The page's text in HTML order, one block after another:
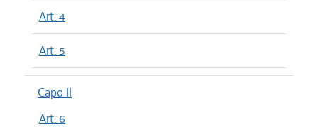
Art. 4
Art. 5
Capo II
Art. 6